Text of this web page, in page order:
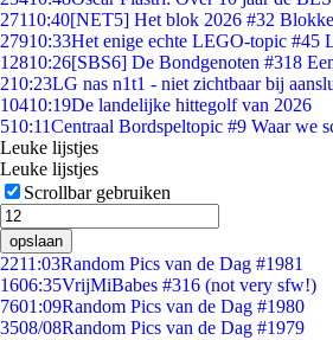
27110:40[NET5] Het blok 2026 #32
27910:33Het enige echte LEGO-topic
12810:26[SBS6] De Bondgenoten #318
210:23LG nas n1t1 - niet zichtbaar bij
10410:19De landelijke hittegolf van 2026
510:11Centraal Bordspeltopic #9 Waar we
Leuke lijstjes
Leuke lijstjes
Scrollbar gebruiken
opslaan
2211:03Random Pics van de Dag #1981
1606:35VrijMiBabes #316 (not very sfw!)
7601:09Random Pics van de Dag #1980
3508/08Random Pics van de Dag #1979